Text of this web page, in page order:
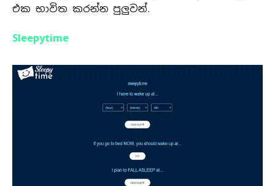
එක භාවිත කරන්න පුලුවන්.
Sleepytime